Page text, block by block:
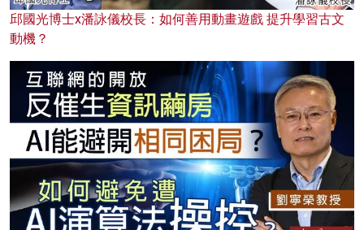
邱國光博士x潘詠儀校長：如何善用動畫遊戲 提升學習古文
動機？